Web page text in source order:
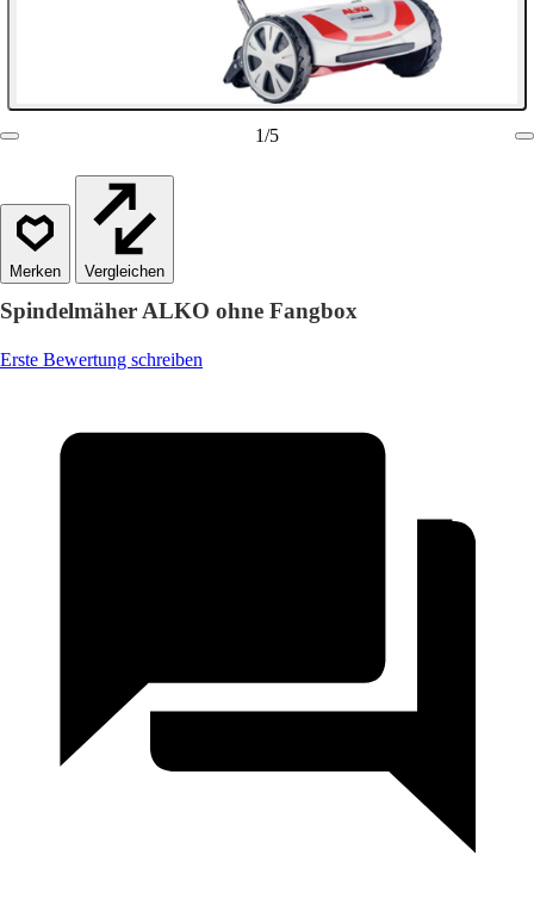
1/5
Vergleichen
Spindelmäher ALKO ohne Fangbox
Erste Bewertung schreiben